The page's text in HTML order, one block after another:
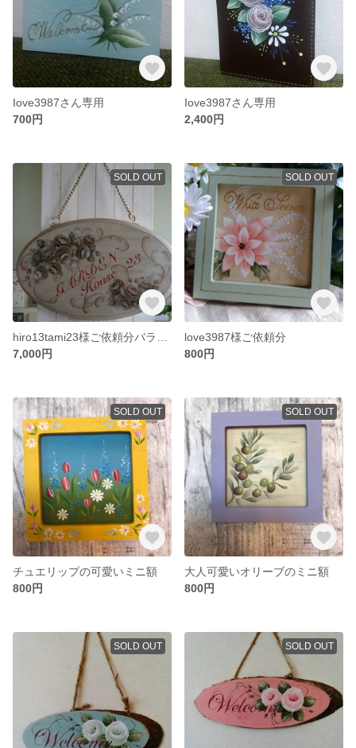
Iove3987さん専用
700円
Iove3987さん専用
2,400円
SOLD OUT
7,000円
SOLD OUT
love3987様ご依頼分
800円
SOLD OUT
チュエリップの可愛いミニ額
800円
SOLD OUT
大人可愛いオリーブのミニ額
800円
SOLD OUT SOLD OUT